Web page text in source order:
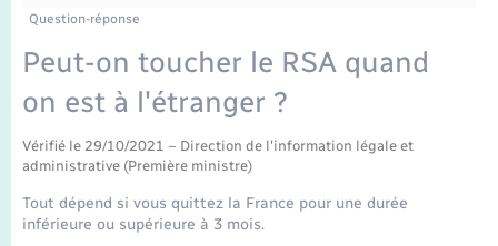
Etat-civil - Papiers - Citoyenneté
Mariage – PACS
Parrainage civil
Recensement
Loisirs
Transports scolaires
Travaux - Autorisation d’occupation de l’espace
Compétences
Plan interactif
Présentation de la commune
Publications
Question-réponse
Peut-on toucher le RSA quand
on est à l'étranger ?
Vérifié le 29/10/2021 – Direction de l'information légale et
administrative (Première ministre)
Tout dépend si vous quittez la France pour une durée
inférieure ou supérieure à 3 mois.